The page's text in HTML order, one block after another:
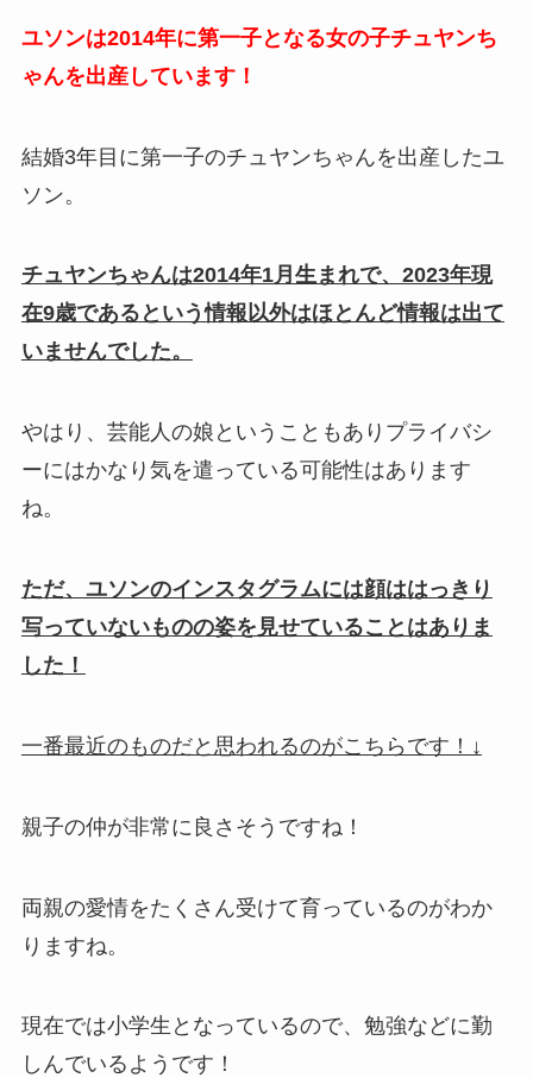
ユソンは2014年に第一子となる女の子チュヤンち
ゃんを出産しています！
結婚3年目に第一子のチュヤンちゃんを出産したユ
ソン。
チュヤンちゃんは2014年1月生まれで、2023年現
在9歳であるという情報以外はほとんど情報は出て
いませんでした。
やはり、芸能人の娘ということもありプライバシ
ーにはかなり気を遣っている可能性はあります
ね。
ただ、ユソンのインスタグラムには顔ははっきり
写っていないものの姿を見せていることはありま
した！
一番最近のものだと思われるのがこちらです！↓
親子の仲が非常に良さそうですね！
両親の愛情をたくさん受けて育っているのがわか
りますね。
現在では小学生となっているので、勉強などに勤
しんでいるようです！